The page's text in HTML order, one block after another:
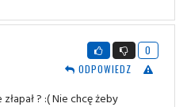
0
ODPOWIEDZ
? :( Nie chcę żeby